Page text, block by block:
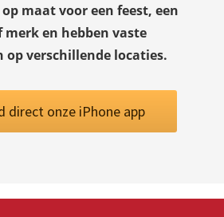
maat voor een feest, een
merk en hebben vaste
op verschillende locaties.
direct onze iPhone app